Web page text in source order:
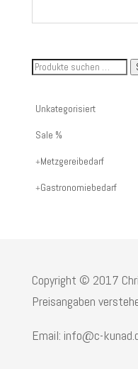
Suche
Artikelnummer
oder
Unkategorisiert
Sale %
Metzgereibedarf
Gastronomiebedarf
Copyright © 2017
Preisangaben
Email: info@c-